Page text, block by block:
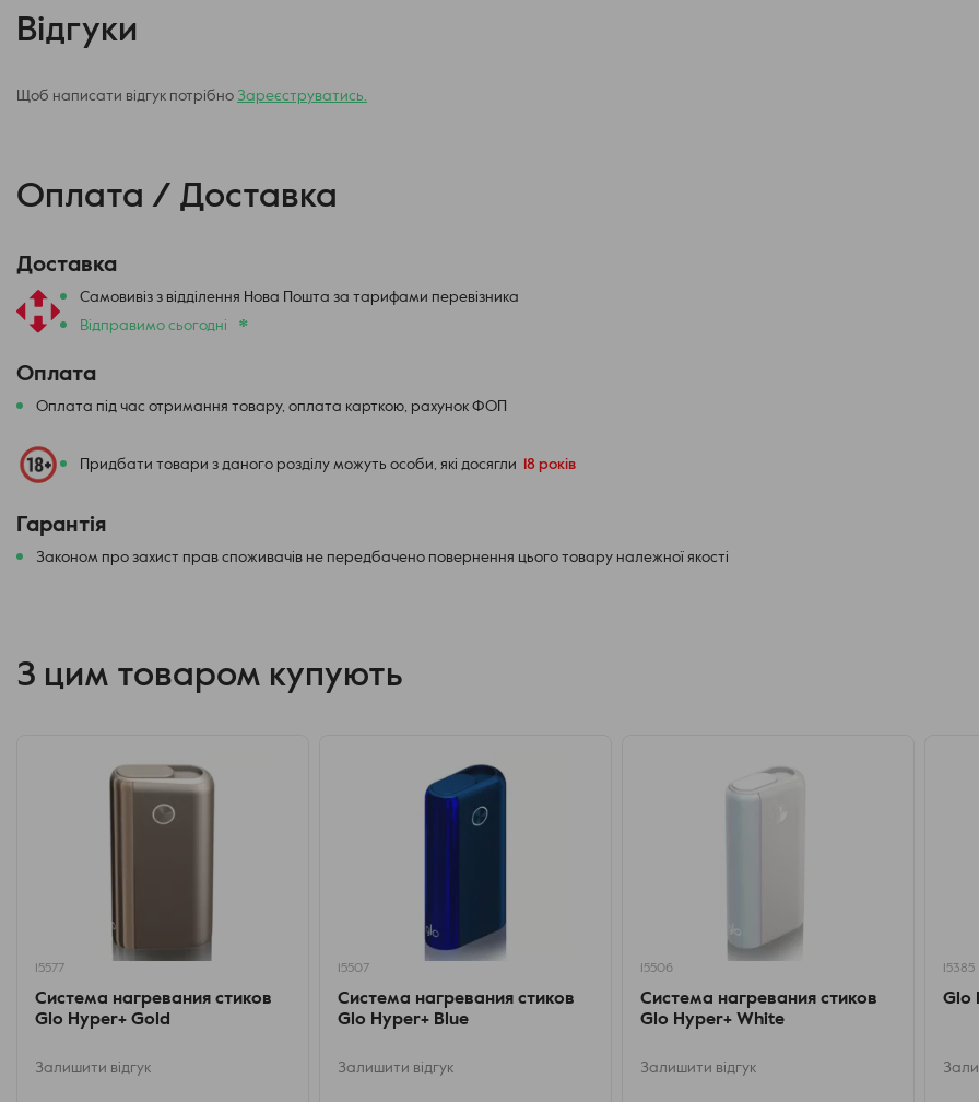
Примечательно, что кабель USB, поставляющийся в комплекте, выполнен разъемным, что предусматривает
возможность его подсоединение, как к штатному блоку питания, так и к различной электронной технике,
оборудованной коннектором соответствующего стандарта. Время восстановления потенциала батареи не
Відгуки
Щоб написати відгук потрібно Зареєструватись.
Оплата / Доставка
Доставка
Самовивіз з відділення Нова Пошта за тарифами перевізника
Відправимо сьогодні
*
Оплата
Оплата під час отримання товару, оплата карткою, рахунок ФОП
Придбати товари з даного розділу можуть особи, які досягли 18 років
Гарантія
Законом про захист прав споживачів не передбачено повернення цього товару належної якості
З цим товаром купують
15577
Система нагревания стиков
Glo Hyper+ Gold
Залишити відгук
15507
Система нагревания стиков
Glo Hyper+ Blue
Залишити відгук
15506
Система нагревания стиков
Glo Hyper+ White
Залишити відгук
15385
Glo